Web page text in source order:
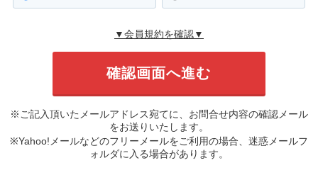
▼会員規約を確認▼
※ご記入頂いたメールアドレス宛てに、お問合せ内容の確認メール
をお送りいたします。
※Yahoo!メールなどのフリーメールをご利用の場合、迷惑メールフ
ォルダに入る場合があります。